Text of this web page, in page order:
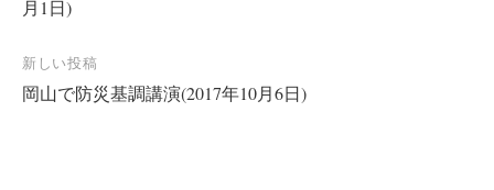
ナ
ビ
ゲ
月1日)
新しい投稿
岡山で防災基調講演(2017年10月6日)